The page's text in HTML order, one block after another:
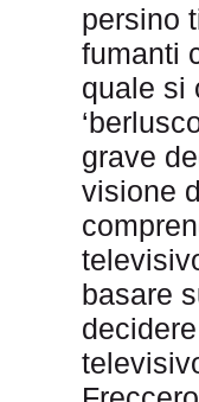
persino
fumanti
quale si
grave
visione
basare